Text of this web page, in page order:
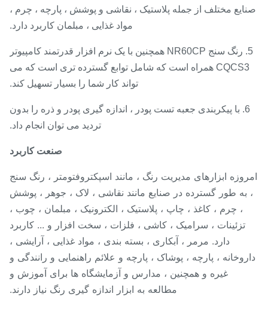
مختلف از جمله پلاستیک ، نقاشی و پوشش ، پارچه ، چرم ،
مواد غذایی ، مبلمان کاربرد دارد.
5. رنگ سنج NR60CP همچنین با یک نرم افزار قدرتمند کامپیوتر
CQCS3 همراه است که شامل توابع گسترده تری است که می
تواند کار شما را بسیار تسهیل کند.
6. با پیکربندی جعبه تست پودر ، اندازه گیری پودر و ذره را بدون
تردید می توان انجام داد.
صنعت کاربرد
ابزارهای مدیریت رنگ ، مانند اسپکتروفتومتر ، رنگ سنج
به طور گسترده در صنایع مانند نقاشی ، لاک ، جوهر ، پوشش
، چرم ، کاغذ ، چاپ ، پلاستیک ، الکترونیک ، مبلمان ، چوب ،
تزئینات ، سرامیک ، کاشی ، فلزات ، سخت افزار و ... کاربرد
دارد. مرمر ، آبکاری ، بسته بندی ، مواد غذایی ، آرایشی ،
، پارچه ، پوشاک ، پارچه و علائم راهنمایی و رانندگی و
غیره و همچنین ، مدارس و آزمایشگاه ها برای آموزش و
مطالعه به ابزار اندازه گیری رنگ نیاز دارند.